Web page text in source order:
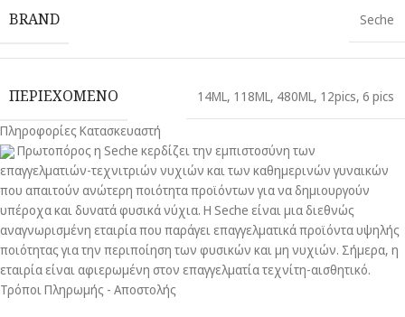
BRAND Seche
ΠΕΡΙΕΧΟΜΕΝΟ 14ML, 118ML, 480ML, 12pics, 6 pics
Πληροφορίες Κατασκευαστή
Πρωτοπόρος η Seche κερδίζει την εμπιστοσύνη των
επαγγελματιών-τεχνιτριών νυχιών και των καθημερινών γυναικών
που απαιτούν ανώτερη ποιότητα προϊόντων για να δημιουργούν
υπέροχα και δυνατά φυσικά νύχια. H Seche είναι μια διεθνώς
αναγνωρισμένη εταιρία που παράγει επαγγελματικά προϊόντα υψηλής
ποιότητας για την περιποίηση των φυσικών και μη νυχιών. Σήμερα, η
εταιρία είναι αφιερωμένη στον επαγγελματία τεχνίτη-αισθητικό.
Τρόποι Πληρωμής - Αποστολής